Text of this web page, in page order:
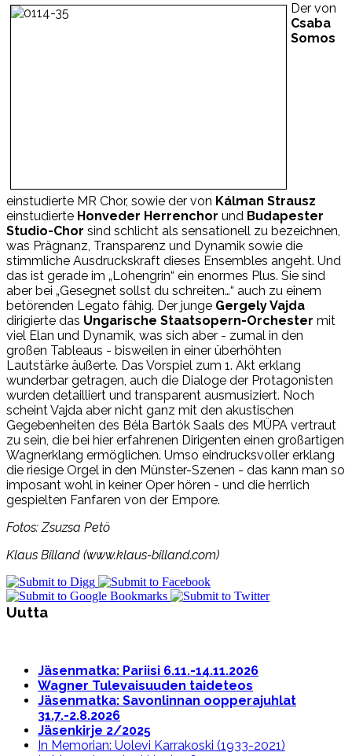
Der von
Csaba
Somos
einstudierte MR Chor, sowie der von Kálman Strausz
einstudierte Honveder Herrenchor und Budapester
Studio-Chor sind schlicht als sensationell zu bezeichnen,
was Prägnanz, Transparenz und Dynamik sowie die
stimmliche Ausdruckskraft dieses Ensembles angeht. Und
das ist gerade im „Lohengrin“ ein enormes Plus. Sie sind
aber bei „Gesegnet sollst du schreiten…“ auch zu einem
betörenden Legato fähig. Der junge Gergely Vajda
dirigierte das Ungarische Staatsopern-Orchester mit
viel Elan und Dynamik, was sich aber - zumal in den
großen Tableaus - bisweilen in einer überhöhten
Lautstärke äußerte. Das Vorspiel zum 1. Akt erklang
wunderbar getragen, auch die Dialoge der Protagonisten
wurden detailliert und transparent ausmusiziert. Noch
scheint Vajda aber nicht ganz mit den akustischen
Gegebenheiten des Béla Bartók Saals des MÜPA vertraut
zu sein, die bei hier erfahrenen Dirigenten einen großartigen
Wagnerklang ermöglichen. Umso eindrucksvoller erklang
die riesige Orgel in den Münster-Szenen - das kann man so
imposant wohl in keiner Oper hören - und die herrlich
gespielten Fanfaren von der Empore.
Fotos: Zsuzsa Petö
Klaus Billand (www.klaus-billand.com)
Uutta
Jäsenmatka: Pariisi 6.11.-14.11.2026
Wagner Tulevaisuuden taideteos
Jäsenmatka: Savonlinnan oopperajuhlat
31.7.-2.8.2026
Jäsenkirje 2/2025
In Memorian: Uolevi Karrakoski (1933-2021)